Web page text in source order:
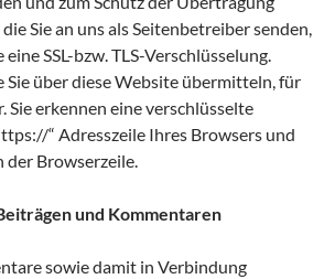
Sie an uns als Seitenbetreiber senden,
SSL-bzw. TLS-Verschlüsselung.
Sie über diese Website übermitteln, für
erkennen eine verschlüsselte
“ Adresszeile Ihres Browsers und
der Browserzeile.
und Kommentaren
sowie damit in Verbindung